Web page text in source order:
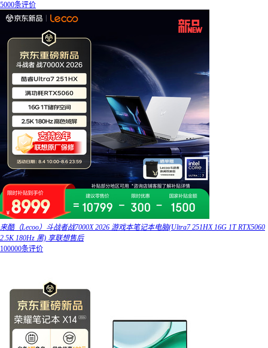
5000条评价
来酷（Lecoo）斗战者战7000X 2026 游戏本笔记本电脑(Ultra7 251HX 16G 1T RTX5060
2.5K 180Hz 黑) 享联想售后
100000条评价